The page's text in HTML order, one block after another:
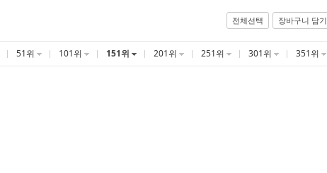
전체선택 장바구니 담기
51위 101위 151위 201위 251위 301위 351위